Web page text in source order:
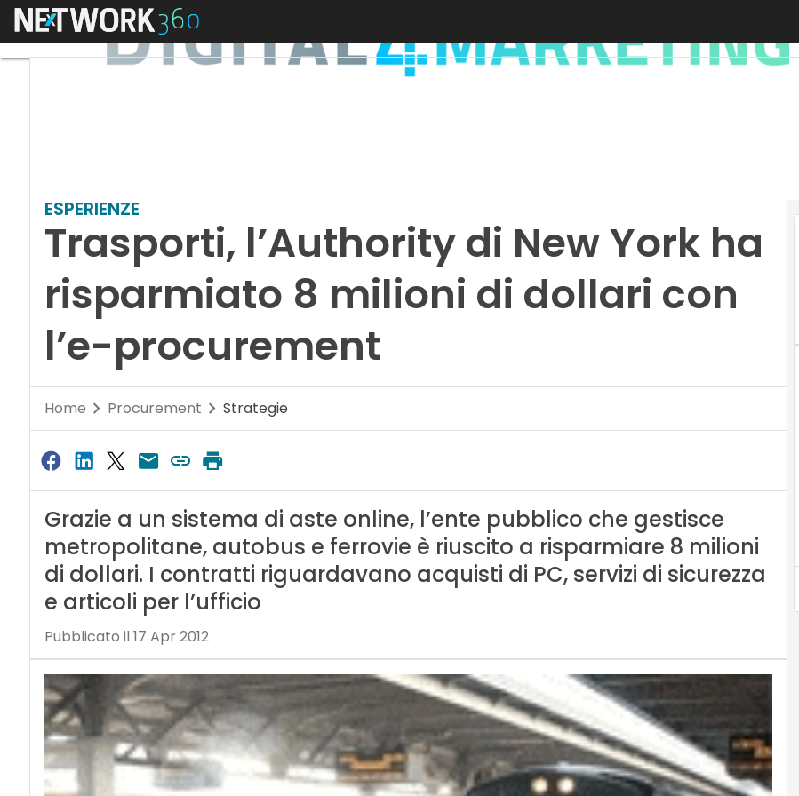
Menu
ESPERIENZE
Trasporti, l’Authority di New York ha
risparmiato 8 milioni di dollari con
l’e-procurement
Home Procurement Strategie
Grazie a un sistema di aste online, l’ente pubblico che gestisce
metropolitane, autobus e ferrovie è riuscito a risparmiare 8 milioni
di dollari. I contratti riguardavano acquisti di PC, servizi di sicurezza
e articoli per l’ufficio
Pubblicato il 17 Apr 2012